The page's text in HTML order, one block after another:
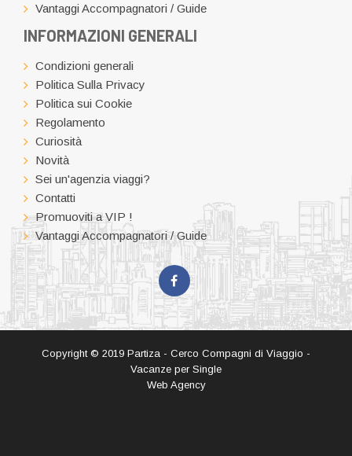
Vantaggi Accompagnatori / Guide
INFORMAZIONI GENERALI
Condizioni generali
Politica Sulla Privacy
Politica sui Cookie
Regolamento
Curiosità
Novità
Sei un'agenzia viaggi?
Contatti
Promuoviti a VIP !
Vantaggi Accompagnatori / Guide
Copyright © 2019 Partiza - Cerco Compagni di Viaggio -
Vacanze per Single
Web Agency